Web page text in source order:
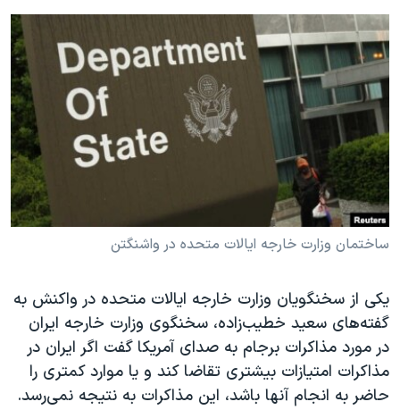
ویدیوها
فرهنگ و زندگی
حقوق شهروندی
اقتصادی
علم و فناوری
اسرائیل در جنگ
بایگانی برنامه‌های تلویزیونی
مستندها
انتخابات ریاست جمهوری آمریکا ۲۰۲۴
حمله جمهوری اسلامی به اسرائیل
رمز مهسا
ورزش زنان در ایران
اعتراضات زن، زندگی، آزادی
تریبونال مردمی آبان ۹۸
دادگاه حمید نوری
چهل سال گروگان‌گیری
قانون شفافیت دارائی کادر رهبری ایران
یادگیری زبان انگلیسی
دنبال کنید
زبانهای مختلف
ساختمان وزارت خارجه ایالات متحده در واشنگتن
یکی از سخنگویان وزارت خارجه ایالات متحده در واکنش به
گفته‌های سعید خطیب‌زاده، سخنگوی وزارت خارجه ایران
در مورد مذاکرات برجام به صدای آمریکا گفت اگر ایران در
مذاکرات امتیازات بیشتری تقاضا کند و یا موارد کمتری را
حاضر به انجام آنها باشد، این مذاکرات به نتیجه نمی‌رسد.